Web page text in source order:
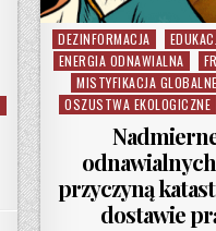
Posted in
DEZINFORMACJA
ENERGIA ODNAWIALNA
MISTYFIKACJA
OSZUSTWA EKOLOGICZNE
przyczyną
dostawie